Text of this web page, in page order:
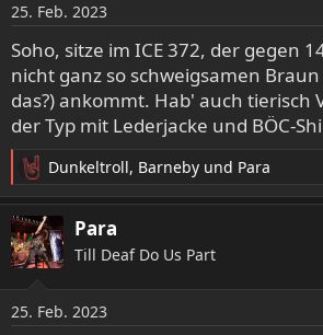
n
e
n
:
25. Feb. 2023
Soho, sitze im ICE 372, der gegen
nicht ganz so schweigsamen
das?) ankommt. Hab' auch tierisch
der Typ mit Lederjacke und BÖC-
R
e
a
k
t
n
Dunkeltroll, Barneby und Para
Para
Till Deaf Do Us Part
25. Feb. 2023